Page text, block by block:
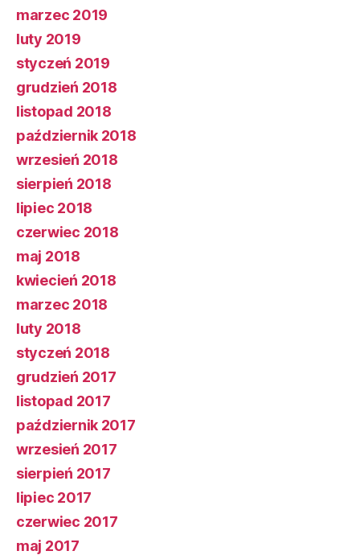
marzec 2019
luty 2019
styczeń 2019
grudzień 2018
listopad 2018
październik 2018
wrzesień 2018
sierpień 2018
lipiec 2018
czerwiec 2018
maj 2018
kwiecień 2018
marzec 2018
luty 2018
styczeń 2018
grudzień 2017
listopad 2017
październik 2017
wrzesień 2017
sierpień 2017
lipiec 2017
czerwiec 2017
maj 2017